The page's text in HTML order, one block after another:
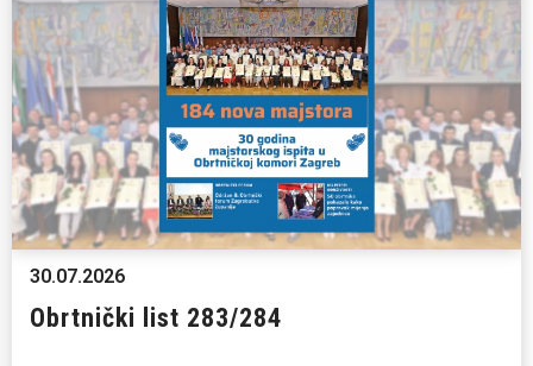
30.07.2026
Obrtnički list 283/284